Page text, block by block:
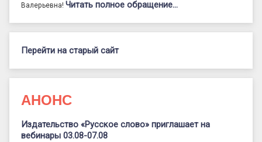
Валерьевна! Читать полное обращение…
Перейти на старый сайт
АНОНС
Издательство «Русское слово» приглашает на
вебинары 03.08-07.08